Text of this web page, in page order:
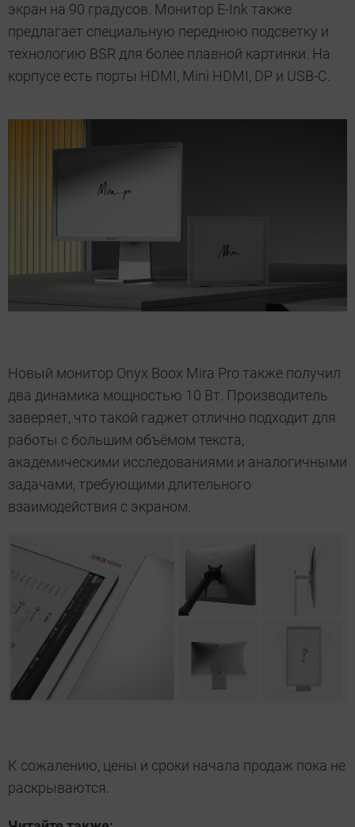
экран на 90 градусов. Монитор E-Ink также
предлагает специальную переднюю подсветку и
технологию BSR для более плавной картинки. На
корпусе есть порты HDMI, Mini HDMI, DP и USB-C.
Новый монитор Onyx Boox Mira Pro также получил
два динамика мощностью 10 Вт. Производитель
заверяет, что такой гаджет отлично подходит для
работы с большим объёмом текста,
академическими исследованиями и аналогичными
задачами, требующими длительного
взаимодействия с экраном.
К сожалению, цены и сроки начала продаж пока не
раскрываются.